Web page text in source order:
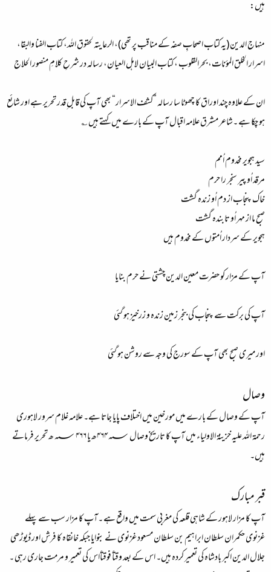
ہیں:
منہاج الدین (یہ کتاب اصحابِ صفہ کے مناقب پر تھی)، الرعایتہ لحقوق اللہ، کتاب الفنا والبقا،
اسرار الخلق المؤنات، بحرالقلوب ، کتاب البیان لاہل العیان، رسالہ در شرحِ کلامِ منصور الحلاج
ان کے علاوہ چند اوراق کا چھوٹا سا رسالہ ”کشف الاسرار“ بھی آپ کی قابل ِقدر تحریر ہے اور شائع
ہو چکا ہے ۔شاعر مشرق علامہ اقبال آپ کے بارے میں کہتے ہیں ؎
سید ہجویر مخدوم اُمم
مرقد اُو پیر سنجر را حرم
خاک پنجاب از دم اُو زندہ گشت
صبح ما از مہر اُو تابندہ گشت
ہجویر کے سردار اُمتوں کے مخدوم ہیں
آپ کے مزار کو حضرت معین الدین چشتی نے حرم بنایا
آپ کی برکت سے پنجاب کی بنجر زمین زندہ و زرخیز ہو گئی
اور میری صبح بھی آپ کے سورج کی وجہ سے روشن ہو گئی
وصال
آپ کے وصال کے بارے میں مورخین میں اختلاف پایا جاتا ہے۔ علامہ غلام سرور لاہوری
رحمۃ اللہ علیہ خزینۃ الاولیاء میں آپ کا تاریخ وصال ۴۶۴؁ھ یا ۴۶۶ ؁ھ تحریر فرماتے
ہیں۔
قبر مبارک
آپ کا مزار لاہور کے شاہی قلعہ کی مغربی سمت میں واقع ہے ۔آپ کا مزار سب سے پہلے
غزنوی حکمران سلطان ابراہیم بن سلطان مسعود غزنوی نے بنوایا جبکہ خانقاہ کا فرش اور ڈیوڑھی
جلال الدین اکبر بادشاہ کی تعمیر کردہ ہیں۔ اس کے بعد وقتاً فوقتاًاس کی تعمیر و مرمت جاری رہی ۔